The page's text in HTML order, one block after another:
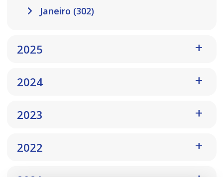
Janeiro (302)
2025
2024
2023
2022